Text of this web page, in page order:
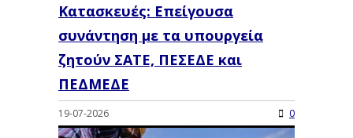
Κατασκευές: Επείγουσα
συνάντηση με τα υπουργεία
ζητούν ΣΑΤΕ, ΠΕΣΕΔΕ και
ΠΕΔΜΕΔΕ
19-07-2026 0